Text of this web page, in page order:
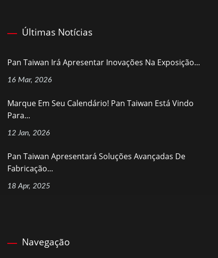
Últimas Notícias
Pan Taiwan Irá Apresentar Inovações Na Exposição...
16 Mar, 2026
Marque Em Seu Calendário! Pan Taiwan Está Vindo
Para...
12 Jan, 2026
Pan Taiwan Apresentará Soluções Avançadas De
Fabricação...
18 Apr, 2025
Navegação